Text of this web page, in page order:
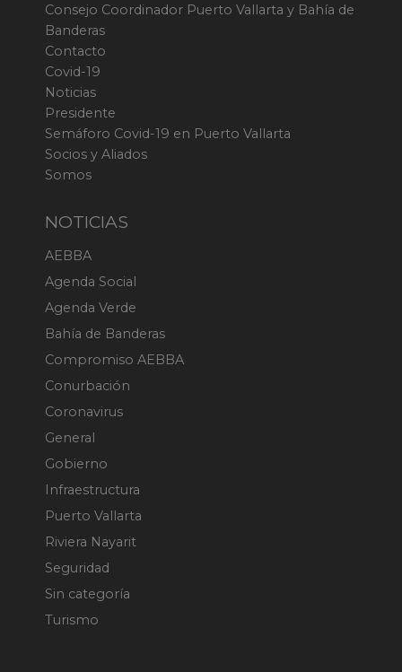
Consejo Coordinador Puerto Vallarta y Bahía de
Banderas
Contacto
Covid-19
Noticias
Presidente
Semáforo Covid-19 en Puerto Vallarta
Socios y Aliados
Somos
NOTICIAS
AEBBA
Agenda Social
Agenda Verde
Bahía de Banderas
Compromiso AEBBA
Conurbación
Coronavirus
General
Gobierno
Infraestructura
Puerto Vallarta
Riviera Nayarit
Seguridad
Sin categoría
Turismo